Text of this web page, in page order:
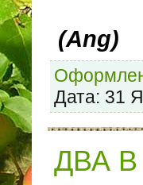
(Ang)
Дата: 31
ДВА В